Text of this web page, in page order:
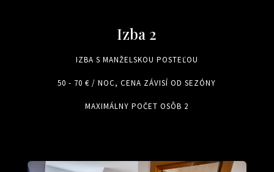
Izba 2
IZBA S MANŽELSKOU POSTEĽOU
50 - 70 € / NOC, CENA ZÁVISÍ OD SEZÓNY
MAXIMÁLNY POČET OSÔB 2